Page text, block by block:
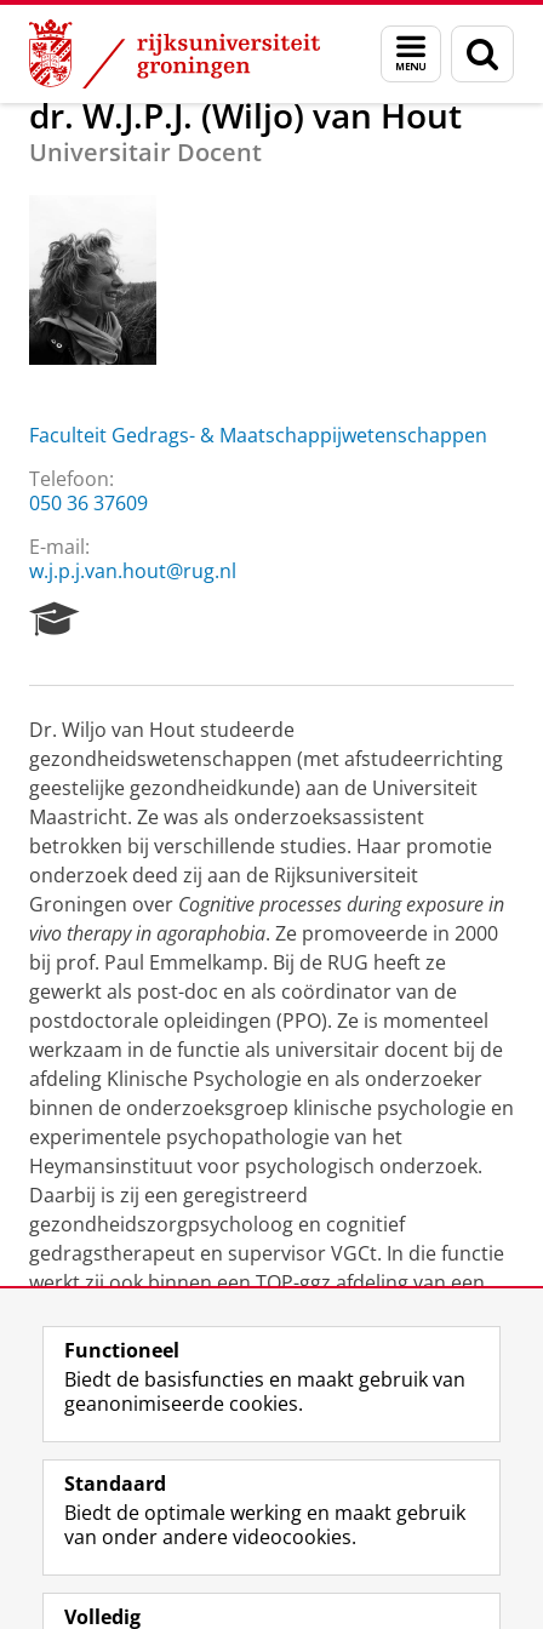
Skip
Content
Skip
Navigation
Menu
en
zoeken
Over ons dr. W.J.P.J. (Wiljo) van Hout
dr. W.J.P.J. (Wiljo) van Hout
Universitair Docent
Faculteit Gedrags- & Maatschappijwetenschappen
Telefoon:
050 36 37609
E-mail:
w.j.p.j.van.hout@rug.nl
e
r
c
h
P
o
r
t
a
l
Dr. Wiljo van Hout studeerde
gezondheidswetenschappen (met afstudeerrichting
geestelijke gezondheidkunde) aan de Universiteit
Maastricht. Ze was als onderzoeksassistent
betrokken bij verschillende studies. Haar promotie
onderzoek deed zij aan de Rijksuniversiteit
Groningen over Cognitive processes during exposure in
vivo therapy in agoraphobia. Ze promoveerde in 2000
bij prof. Paul Emmelkamp. Bij de RUG heeft ze
gewerkt als post-doc en als coördinator van de
postdoctorale opleidingen (PPO). Ze is momenteel
werkzaam in de functie als universitair docent bij de
afdeling Klinische Psychologie en als onderzoeker
binnen de onderzoeksgroep klinische psychologie en
experimentele psychopathologie van het
Heymansinstituut voor psychologisch onderzoek.
Daarbij is zij een geregistreerd
gezondheidszorgpsycholoog en cognitief
gedragstherapeut en supervisor VGCt. In die functie
werkt zij ook binnen een TOP-ggz afdeling van een
Laatst gewijzigd: 24 november 2022 19:44
Volg de RUG
F
a
e
b
o
L
i
k
e
I
R
S
-
f
e
I
n
t
r
Y
o
T
e
Studiekiezers
Alumni
Functioneel
Biedt de basisfuncties en maakt gebruik van
geanonimiseerde cookies.
Standaard
Biedt de optimale werking en maakt gebruik
van onder andere videocookies.
Volledig